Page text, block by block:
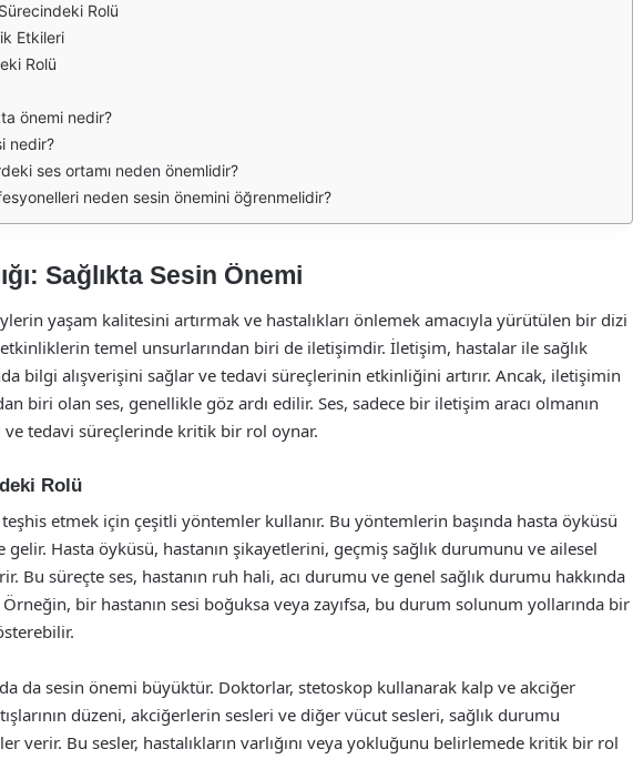
Rolü
Etkileri
Rolü
önemi nedir?
nedir?
ses ortamı neden önemlidir?
neden sesin önemini öğrenmelidir?
Sağlıkta Sesin Önemi
yaşam kalitesini artırmak ve hastalıkları önlemek amacıyla yürütülen bir dizi
temel unsurlarından biri de iletişimdir. İletişim, hastalar ile sağlık
bilgi alışverişini sağlar ve tedavi süreçlerinin etkinliğini artırır. Ancak, iletişimin
biri olan ses, genellikle göz ardı edilir. Ses, sadece bir iletişim aracı olmanın
ve tedavi süreçlerinde kritik bir rol oynar.
Rolü
teşhis etmek için çeşitli yöntemler kullanır. Bu yöntemlerin başında hasta öyküsü
Hasta öyküsü, hastanın şikayetlerini, geçmiş sağlık durumunu ve ailesel
Bu süreçte ses, hastanın ruh hali, acı durumu ve genel sağlık durumu hakkında
bir hastanın sesi boğuksa veya zayıfsa, bu durum solunum yollarında bir
da sesin önemi büyüktür. Doktorlar, stetoskop kullanarak kalp ve akciğer
düzeni, akciğerlerin sesleri ve diğer vücut sesleri, sağlık durumu
verir. Bu sesler, hastalıkların varlığını veya yokluğunu belirlemede kritik bir rol